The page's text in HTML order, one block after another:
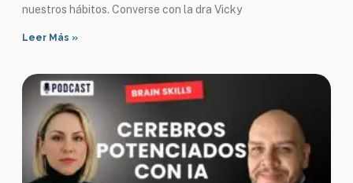
nuestros hábitos. Converse con la dra Vicky
Leer Más »